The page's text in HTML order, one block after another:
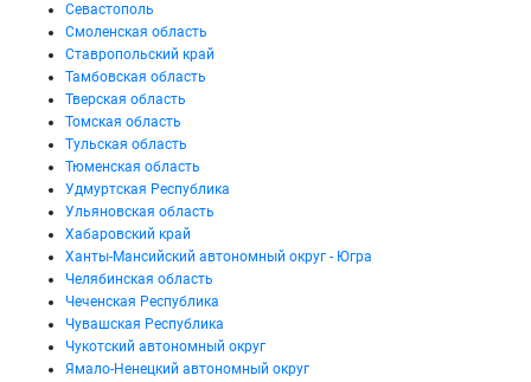
Севастополь
Смоленская область
Ставропольский край
Тамбовская область
Тверская область
Томская область
Тульская область
Тюменская область
Удмуртская Республика
Ульяновская область
Хабаровский край
Ханты-Мансийский автономный округ - Югра
Челябинская область
Чеченская Республика
Чувашская Республика
Чукотский автономный округ
Ямало-Ненецкий автономный округ